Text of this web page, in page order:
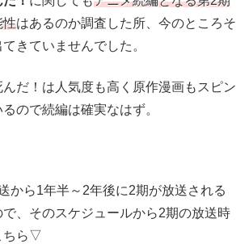
性はあるのか調査した所、今のところそ
きていませんでした。
だ！は人気度も高く原作漫画もスピン
ので続編は確実なはず。
から1年半～2年後に2期が放送される
、そのスケジュールから2期の放送時
ちら▽